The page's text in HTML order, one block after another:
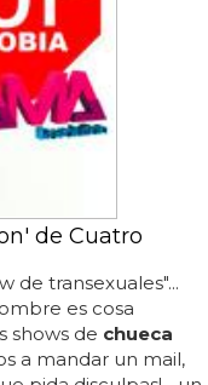
de Cuatro
de transexuales"...
es cosa
shows de chueca
a mandar un mail,